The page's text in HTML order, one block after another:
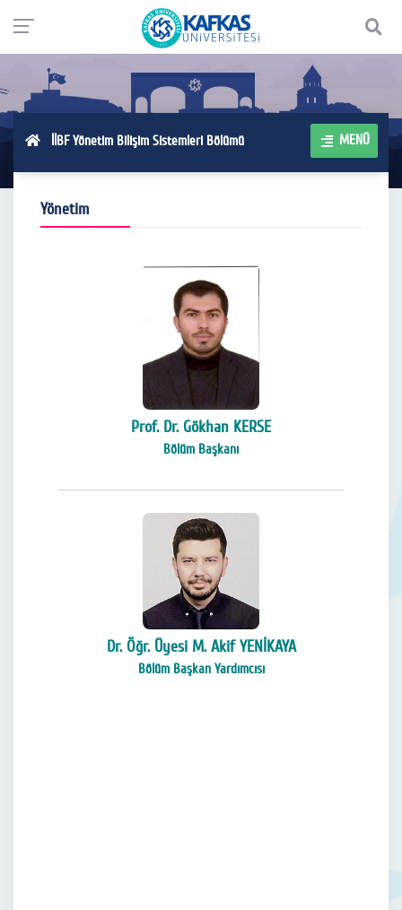
İİBF Yönetim Bilişim Sistemleri Bölümü MENÜ
Yönetim
Prof. Dr. Gökhan KERSE
Bölüm Başkanı
Dr. Öğr. Üyesi M. Akif YENİKAYA
Bölüm Başkan Yardımcısı